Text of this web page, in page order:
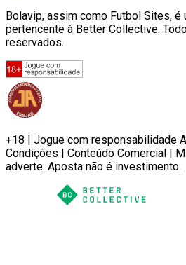
Bolavip, assim como Futbol Sites, é
pertencente à Better Collective.
reservados.
+18 | Jogue com responsabilidade
Condições | Conteúdo Comercial |
adverte: Aposta não é investimento.